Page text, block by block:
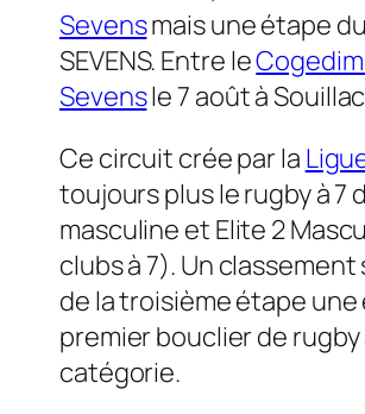
Sevensmais une étape du
SEVENS. Entre le
Sevensle 7 août à
Ce circuit crée par la
toujours plus le rugby à 7
masculine et Elite 2
clubs à 7). Un
de la troisième étape
premier bouclier de
catégorie.